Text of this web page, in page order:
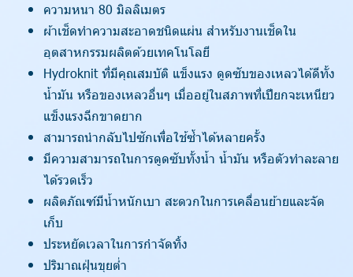
ความหนา 80 มิลลิเมตร
ผ้าเช็ดทำความสะอาดชนิดแผ่น สำหรับงานเช็ดใน
อุตสาหกรรมผลิตด้วยเทคโนโลยี
Hydroknit ที่มีคุณสมบัติ แข็งแรง ดูดซับของเหลวได้ดีทั้ง
น้ำมัน หรือของเหลวอื่นๆ เมื่ออยู่ในสภาพที่เปียกจะเหนียว
แข็งแรงฉีกขาดยาก
สามารถนำกลับไปซักเพื่อใช้ซ้ำได้หลายครั้ง
มีความสามารถในการดูดซับทั้งน้ำ น้ำมัน หรือตัวทำละลาย
ได้รวดเร็ว
ผลิตภัณฑ์มีน้ำหนักเบา สะดวกในการเคลื่อนย้ายและจัด
เก็บ
ประหยัดเวลาในการกำจัดทิ้ง
ปริมาณฝุ่นขุยต่ำ